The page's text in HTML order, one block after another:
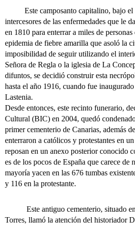
Este camposanto capitalino, bajo el
intercesores de las enfermedades que le
en 1810 para enterrar a miles de
epidemia de fiebre amarilla que asoló la
imposibilidad de seguir utilizando el
Señora de Regla o la iglesia de La
difuntos, se decidió construir esta
hasta el año 1916, cuando fue
Lastenia.
Desde entonces, este recinto funerario,
Cultural (BIC) en 2004, quedó
primer cementerio de Canarias, además
enterraron a católicos y protestantes en
reposan en un anexo posterior conocido
es de los pocos de España que carece de
mayoría yacen en las 676 tumbas
y 116 en la protestante.
Este antiguo cementerio, situado en
Torres, llamó la atención del historiador